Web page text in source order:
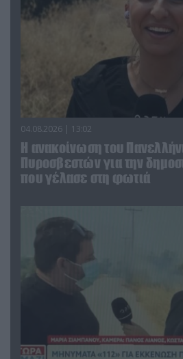
04.08.2026 | 13:02
Η ανακοίνωση του
Πυροσβεστών για την
που γέλασε στη φωτιά